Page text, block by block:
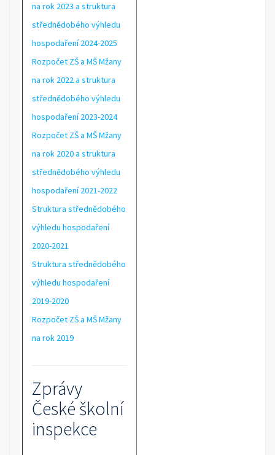
na rok 2023 a struktura
střednědobého výhledu
hospodaření 2024-2025
Rozpočet ZŠ a MŠ Mžany
na rok 2022 a struktura
střednědobého výhledu
hospodaření 2023-2024
Rozpočet ZŠ a MŠ Mžany
na rok 2020 a struktura
střednědobého výhledu
hospodaření 2021-2022
Struktura střednědobého
výhledu hospodaření
2020-2021
Struktura střednědobého
výhledu hospodaření
2019-2020
Rozpočet ZŠ a MŠ Mžany
na rok 2019
Zprávy
České školní
inspekce